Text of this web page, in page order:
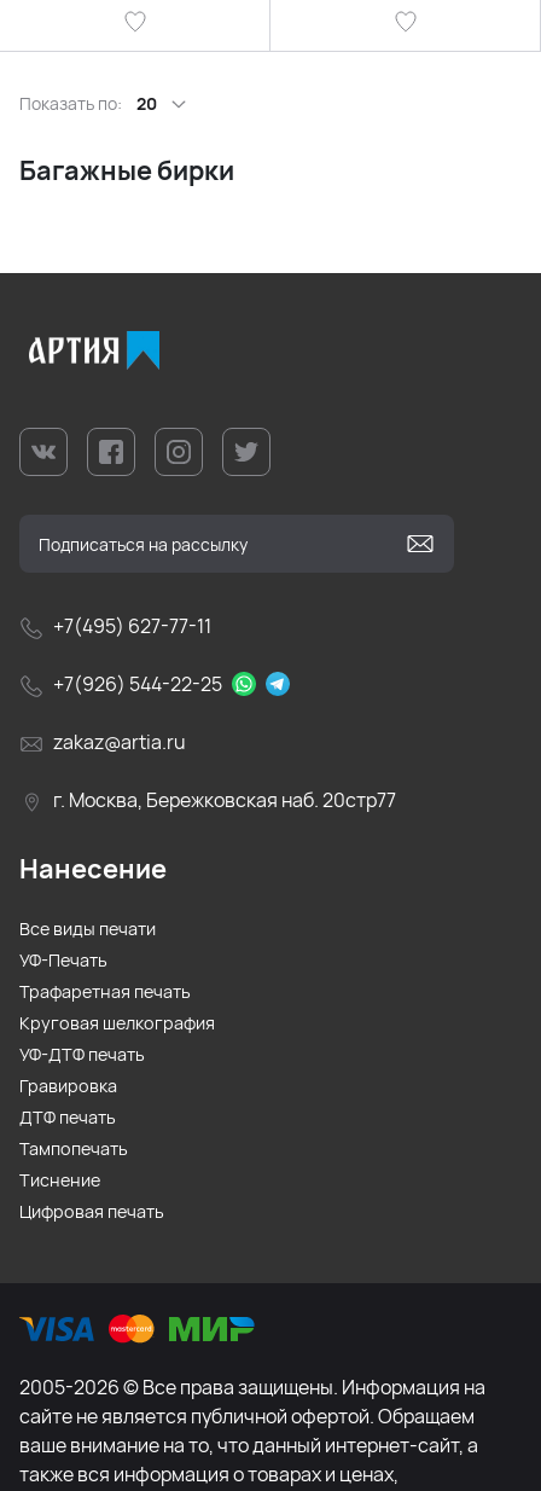
Показать по: 20
Багажные бирки
+7(495) 627-77-11
+7(926) 544-22-25
zakaz@artia.ru
г. Москва, Бережковская наб. 20стр77
Нанесение
Все виды печати
УФ-Печать
Трафаретная печать
Круговая шелкография
УФ-ДТФ печать
Гравировка
ДТФ печать
Тампопечать
Тиснение
Цифровая печать
2005-2026 © Все права защищены. Информация на
сайте не является публичной офертой. Обращаем
ваше внимание на то, что данный интернет-сайт, а
также вся информация о товарах и ценах,